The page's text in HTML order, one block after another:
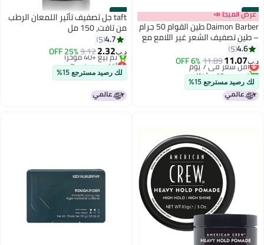
#27
عرض الميجا 📣
Daimon Barber طين القوام 50 جرام
– طين تصفيف الشعر غير اللامع مع
تثبيت قوي لتسريحات الشعر
الملمس، الفوضوية والطبيعية
4.6
5
د.ب‏11.07
11.89
6% OFF أقل سعر في 7 يوم
تم بيع +10 مؤخرًا
أقل سعر في 7 يوم
لك رصيد مسترجع 15%
#28taft جل تصفيف تأثير اللمعان الرطب
من تافت، 150 مل
4.7
5
د.ب‏2.32
3.12
25% OFF
أقل سعر في 7 يوم
بتخلّص بسرعة
تم بيع +40 مؤخرًا
أقل سعر في 7 يوم
لك رصيد مسترجع 15%